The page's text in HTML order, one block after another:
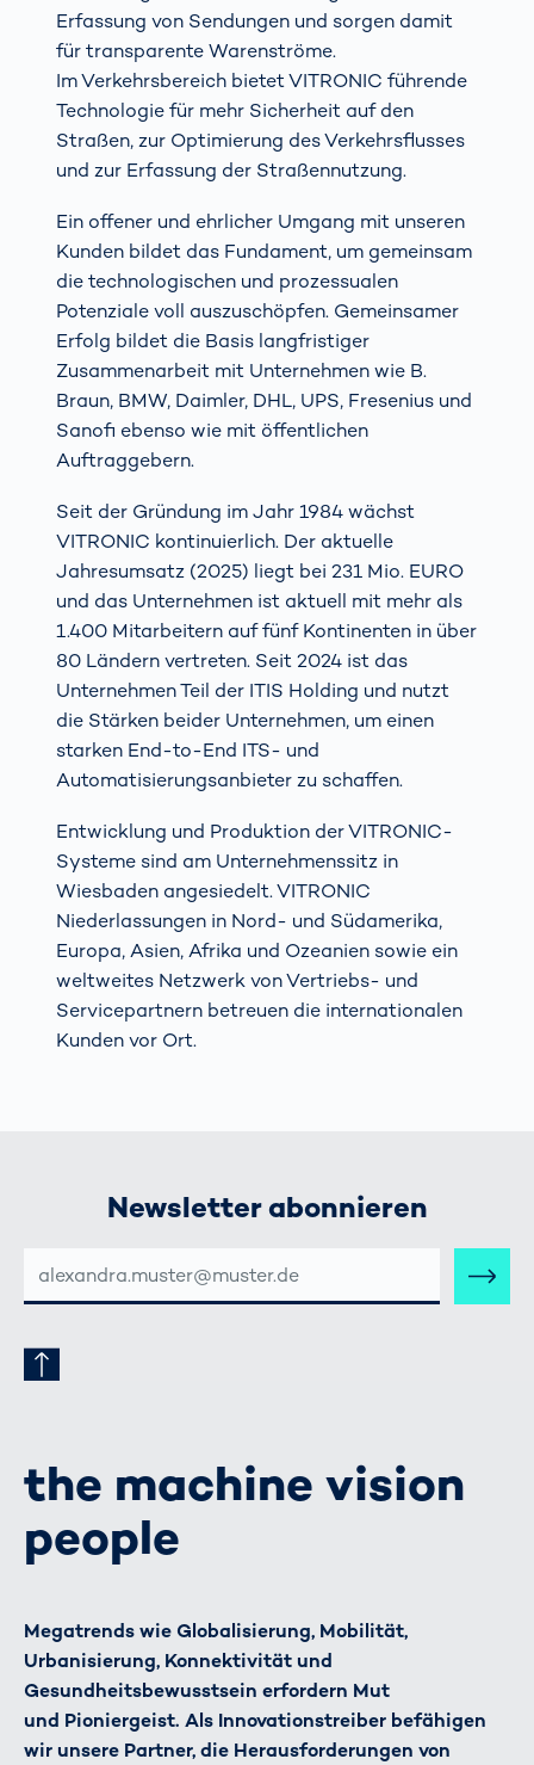
Erfassung von Sendungen und sorgen damit
für transparente Warenströme.
Im Verkehrsbereich bietet VITRONIC führende
Technologie für mehr Sicherheit auf den
Straßen, zur Optimierung des Verkehrsflusses
und zur Erfassung der Straßennutzung.
Ein offener und ehrlicher Umgang mit unseren
Kunden bildet das Fundament, um gemeinsam
die technologischen und prozessualen
Potenziale voll auszuschöpfen. Gemeinsamer
Erfolg bildet die Basis langfristiger
Zusammenarbeit mit Unternehmen wie B.
Braun, BMW, Daimler, DHL, UPS, Fresenius und
Sanofi ebenso wie mit öffentlichen
Auftraggebern.
Seit der Gründung im Jahr 1984 wächst
VITRONIC kontinuierlich. Der aktuelle
Jahresumsatz (2025) liegt bei 231 Mio. EURO
und das Unternehmen ist aktuell mit mehr als
1.400 Mitarbeitern auf fünf Kontinenten in über
80 Ländern vertreten. Seit 2024 ist das
Unternehmen Teil der ITIS Holding und nutzt
die Stärken beider Unternehmen, um einen
starken End-to-End ITS- und
Automatisierungsanbieter zu schaffen.
Entwicklung und Produktion der VITRONIC-
Systeme sind am Unternehmenssitz in
Wiesbaden angesiedelt. VITRONIC
Niederlassungen in Nord- und Südamerika,
Europa, Asien, Afrika und Ozeanien sowie ein
weltweites Netzwerk von Vertriebs- und
Servicepartnern betreuen die internationalen
Kunden vor Ort.
Newsletter abonnieren
MAIL-
ADRESSE
the machine vision
people
Megatrends wie Globalisierung, Mobilität,
Urbanisierung, Konnektivität und
Gesundheitsbewusstsein erfordern Mut
und Pioniergeist. Als Innovationstreiber befähigen
wir unsere Partner, die Herausforderungen von